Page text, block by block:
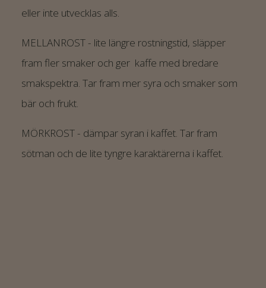
eller inte utvecklas alls.
MELLANROST - lite längre rostningstid, släpper
fram fler smaker och ger kaffe med bredare
smakspektra. Tar fram mer syra och smaker som
bär och frukt.
MÖRKROST - dämpar syran i kaffet. Tar fram
sötman och de lite tyngre karaktärerna i kaffet.